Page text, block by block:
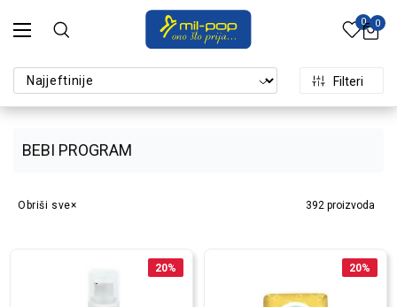
0 0
BEBI PROGRAM
Filteri
392 proizvoda
Obriši sve
20% 20%